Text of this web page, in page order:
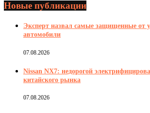
Новые публикации
Эксперт назвал самые защищенные от
автомобили
07.08.2026
Nissan NX7: недорогой
китайского рынка
07.08.2026